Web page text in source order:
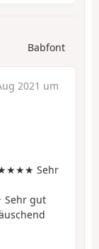
Babfont
2021 um
Sehr
gut